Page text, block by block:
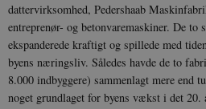
dattervirksomhed, Pedershaab
entreprenør- og betonvaremaskiner. De to
ekspanderede kraftigt og spillede med
byens næringsliv. Således havde de to
8.000 indbyggere) sammenlagt mere end
noget grundlaget for byens vækst i det 20.